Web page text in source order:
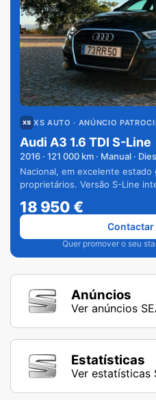
XS AUTO · ANÚNCIO
Audi A3 1.6 TDI S-Line
2016 · 121 000 km · Manual ·
Nacional, em excelente estado
proprietários. Versão S-Line
18 950€
Quer promover o seu
Contactar
Anúncios
Ver anúncios
Estatísticas
Ver estatísticas